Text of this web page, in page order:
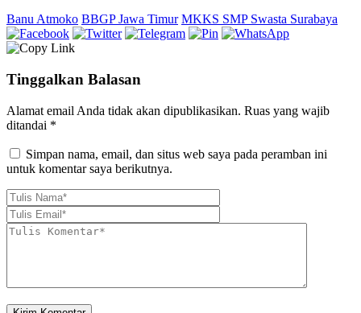
Banu Atmoko BBGP Jawa Timur MKKS SMP Swasta Surabaya
Tinggalkan Balasan
Alamat email Anda tidak akan dipublikasikan. Ruas yang wajib
ditandai *
Simpan nama, email, dan situs web saya pada peramban ini
untuk komentar saya berikutnya.